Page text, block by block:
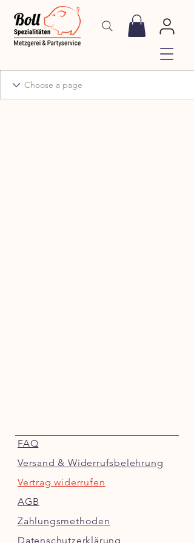
FAQ
Versand & Widerrufsbelehrung
Vertrag widerrufen
AGB
Zahlungsmethoden
Datenschutzerklärung